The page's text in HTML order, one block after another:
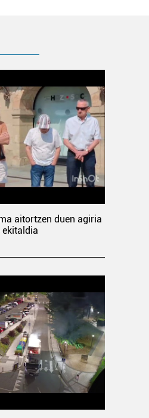
aitortzen duen agiria